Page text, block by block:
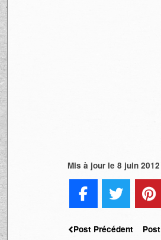
Mis à jour le 8 juin
Post Précédent